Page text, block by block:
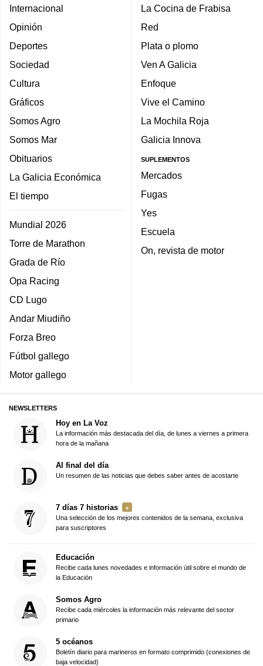
Internacional
Opinión
Deportes
Sociedad
Cultura
Gráficos
Somos Agro
Somos Mar
Obituarios
La Galicia Económica
El tiempo
Mundial 2026
Torre de Marathon
Grada de Río
Opa Racing
CD Lugo
Andar Miudiño
Forza Breo
Fútbol gallego
Motor gallego
La Cocina de Frabisa
Red
Plata o plomo
Ven A Galicia
Enfoque
Vive el Camino
La Mochila Roja
Galicia Innova
SUPLEMENTOS
Mercados
Fugas
Yes
Escuela
On, revista de motor
NEWSLETTERS
Hoy en La Voz
La información más destacada del día, de lunes a viernes a primera
hora de la mañana
Al final del día
Un resumen de las noticias que debes saber antes de acostarte
7 días 7 historias
Una selección de los mejores contenidos de la semana, exclusiva
para suscriptores
Educación
Recibe cada lunes novedades e información útil sobre el mundo de
la Educación
Somos Agro
Recibe cada miércoles la información más relevante del sector
primario
5 océanos
Boletín diario para marineros en formato comprimido (conexiones de
baja velocidad)